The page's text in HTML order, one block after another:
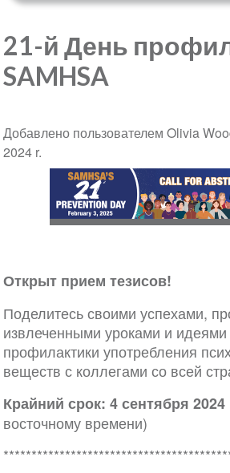
21-й День
SAMHSA
Добавлено пользователем Olivia
2024 r.
Открыт прием тезисов!
Поделитесь своими успехами,
извлеченными уроками и идеями
профилактики употребления
веществ с коллегами со всей
Крайний срок: 4 сентября 2024
восточному времени)